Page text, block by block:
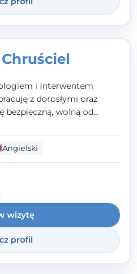
i interwentem
z dorosłymi oraz
bezpieczną, wolną od
w której można
i przyjętym takim,
psychologiczne i
par prowadzę także po
Angielski
wizytę
profil